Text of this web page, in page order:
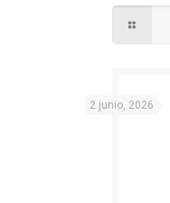
2 junio, 2026